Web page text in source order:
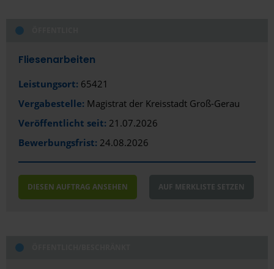
Konstanz
Krefeld
Laatzen
Landau
Landshut
Fliesenarbeiten
Leistungsort: 65421
Vergabestelle: Magistrat der Kreisstadt Groß-Gerau
Veröffentlicht seit: 21.07.2026
Bewerbungsfrist: 24.08.2026
DIESEN AUFTRAG ANSEHEN AUF MERKLISTE SETZEN